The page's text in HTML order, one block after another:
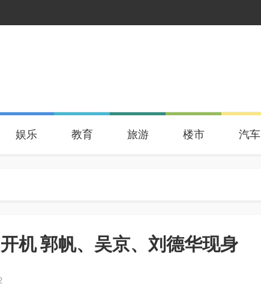
娱乐 教育 旅游 楼市 汽车
机 郭帆、吴京、刘德华现身